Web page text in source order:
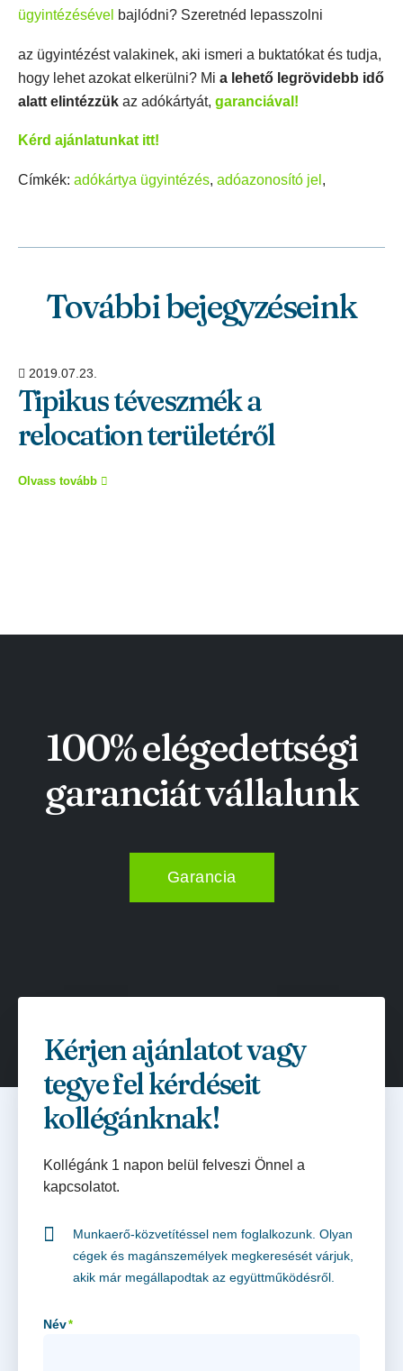
ügyintézésével bajlódni? Szeretnéd lepasszolni
az ügyintézést valakinek, aki ismeri a buktatókat és tudja,
hogy lehet azokat elkerülni? Mi a lehető legrövidebb idő
alatt elintézzük az adókártyát, garanciával!
Kérd ajánlatunkat itt!
Címkék: adókártya ügyintézés, adóazonosító jel ,
További bejegyzéseink
2019.07.23.
Tipikus téveszmék a
relocation területéről
Olvass tovább
100% elégedettségi
garanciát vállalunk
Garancia
Kérjen ajánlatot vagy
tegye fel kérdéseit
kollégánknak!
Kollégánk 1 napon belül felveszi Önnel a
kapcsolatot.
Munkaerő-közvetítéssel nem foglalkozunk. Olyan
cégek és magánszemélyek megkeresését várjuk,
akik már megállapodtak az együttműködésről.
Név*